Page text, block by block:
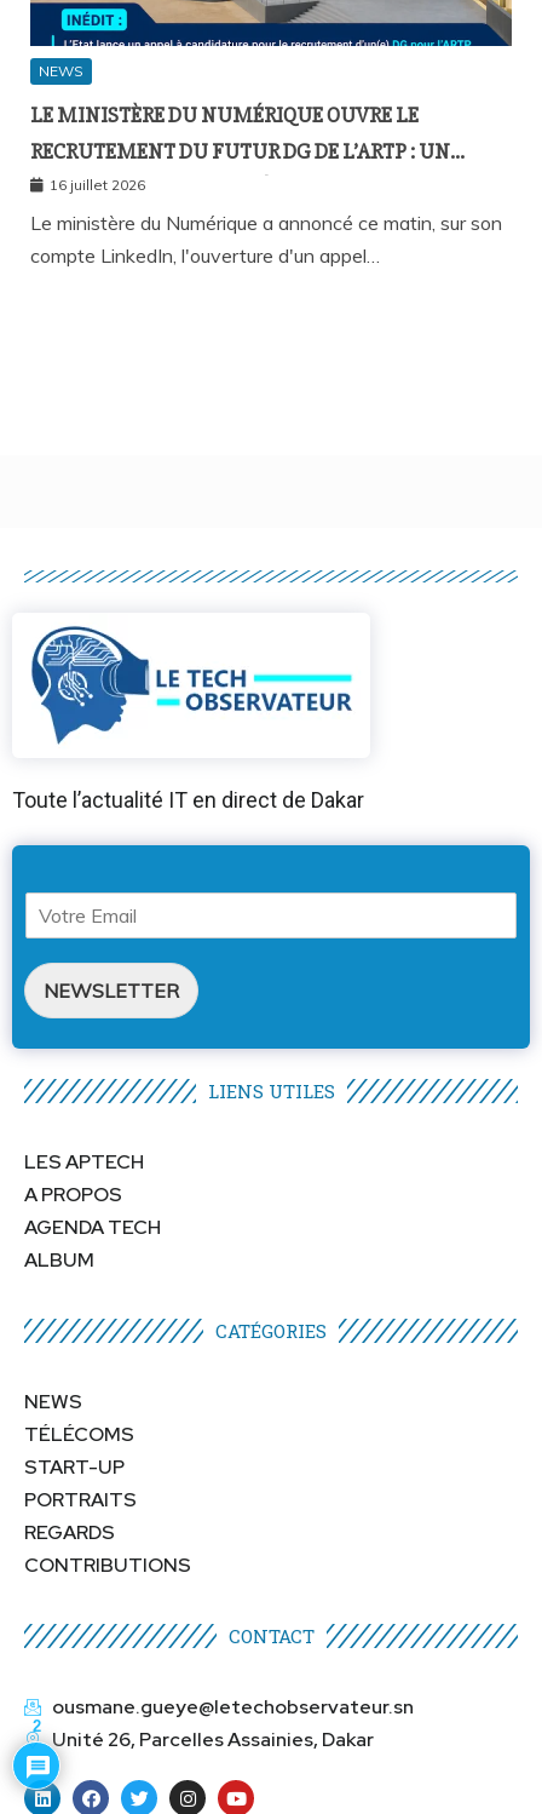
NEWS
LE MINISTÈRE DU NUMÉRIQUE OUVRE LE
RECRUTEMENT DU FUTUR DG DE L’ARTP : UN
PREMIER PAS VERS LA MÉRITOCRATIE
RÉPUBLICAINE ?
16 juillet 2026
Le ministère du Numérique a annoncé ce matin, sur son
compte LinkedIn, l'ouverture d'un appel…
Toute l’actualité IT en direct de Dakar
NEWSLETTER
LIENS UTILES​
LES APTECH
A PROPOS
AGENDA TECH
ALBUM
CATÉGORIES​
NEWS
TÉLÉCOMS
START-UP
PORTRAITS
REGARDS
CONTRIBUTIONS
CONTACT
ousmane.gueye@letechobservateur.sn
Unité 26, Parcelles Assainies, Dakar
2